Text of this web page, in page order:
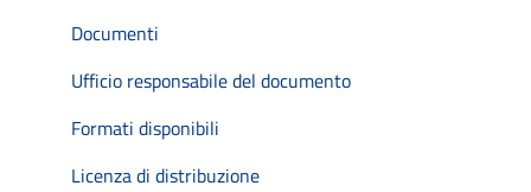
Documenti
Ufficio responsabile del documento
Formati disponibili
Licenza di distribuzione